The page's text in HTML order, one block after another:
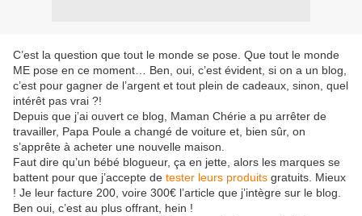
C’est la question que tout le monde se pose. Que tout le monde
ME pose en ce moment… Ben, oui, c’est évident, si on a un blog,
c’est pour gagner de l’argent et tout plein de cadeaux, sinon, quel
intérêt pas vrai ?!
Depuis que j’ai ouvert ce blog, Maman Chérie a pu arrêter de
travailler, Papa Poule a changé de voiture et, bien sûr, on
s’apprête à acheter une nouvelle maison.
Faut dire qu’un bébé blogueur, ça en jette, alors les marques se
battent pour que j’accepte de tester leurs produits gratuits. Mieux
! Je leur facture 200, voire 300€ l’article que j’intègre sur le blog.
Ben oui, c’est au plus offrant, hein !